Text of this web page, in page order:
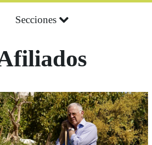
Secciones